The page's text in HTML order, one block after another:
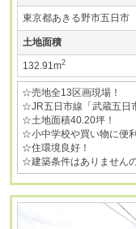
東京都あきる野市五日市
土地面積
132.91m2
☆売地全13区画現場！
☆JR五日市線「武蔵五日
☆土地面積40.20坪！
☆小中学校や買い物に便
☆住環境良好！
☆建築条件はありません